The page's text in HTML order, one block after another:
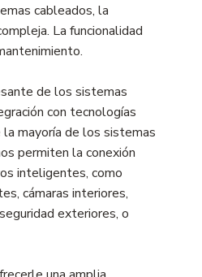
cableados, la
La funcionalidad
de los sistemas
con tecnologías
mayoría de los sistemas
permiten la conexión
inteligentes, como
cámaras interiores,
exteriores, o